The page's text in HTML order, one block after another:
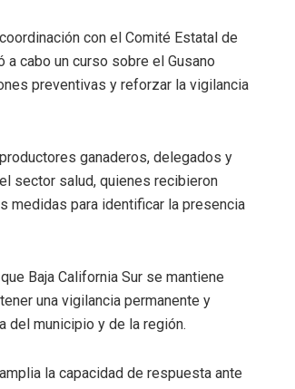
con el Comité Estatal de
a cabo un curso sobre el Gusano
preventivas y reforzar la vigilancia
ganaderos, delegados y
sector salud, quienes recibieron
medidas para identificar la presencia
Baja California Sur se mantiene
una vigilancia permanente y
del municipio y de la región.
la capacidad de respuesta ante